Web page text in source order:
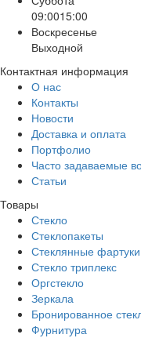
09:0015:00
Воскресенье
Выходной
Контактная информация
О нас
Контакты
Новости
Доставка и оплата
Портфолио
Часто задаваемые
Статьи
Товары
Стекло
Стеклопакеты
Стеклянные фартуки
Стекло триплекс
Оргстекло
Зеркала
Бронированное
Фурнитура